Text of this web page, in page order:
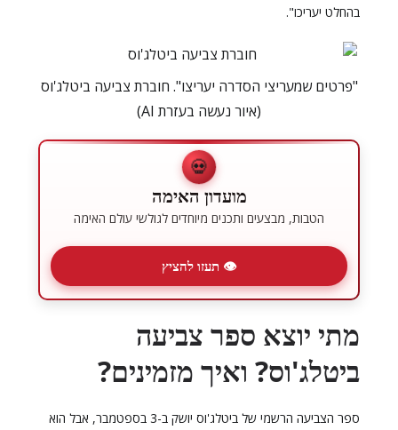
בהחלט יעריכו".
"פרטים שמעריצי הסדרה יעריצו". חוברת צביעה ביטלג'וס
(איור נעשה בעזרת AI)
💀
מועדון האימה
הטבות, מבצעים ותכנים מיוחדים לגולשי עולם האימה
👁 תעזו להציץ
מתי יוצא ספר צביעה
ביטלג'וס? ואיך מזמינים?
ספר הצביעה הרשמי של ביטלג'וס יושק ב-3 בספטמבר, אבל הוא